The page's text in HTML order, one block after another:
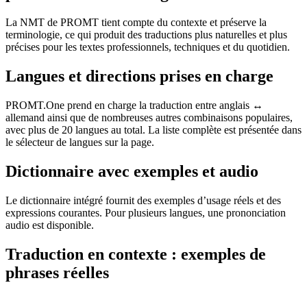
La NMT de PROMT tient compte du contexte et préserve la
terminologie, ce qui produit des traductions plus naturelles et plus
précises pour les textes professionnels, techniques et du quotidien.
Langues et directions prises en charge
PROMT.One prend en charge la traduction entre anglais ↔
allemand ainsi que de nombreuses autres combinaisons populaires,
avec plus de 20 langues au total. La liste complète est présentée dans
le sélecteur de langues sur la page.
Dictionnaire avec exemples et audio
Le dictionnaire intégré fournit des exemples d’usage réels et des
expressions courantes. Pour plusieurs langues, une prononciation
audio est disponible.
Traduction en contexte : exemples de
phrases réelles